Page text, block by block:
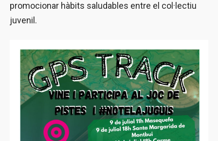
promocionar hàbits saludables entre el col·lectiu
juvenil.